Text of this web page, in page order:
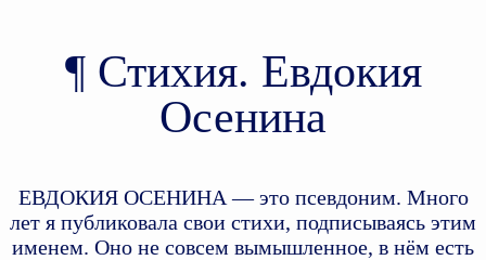
Стихия. Евдокия
Осенина
ЕВДОКИЯ ОСЕНИНА — это псевдоним. Много
лет я публиковала свои стихи, подписываясь этим
именем. Оно не совсем вымышленное, в нём есть